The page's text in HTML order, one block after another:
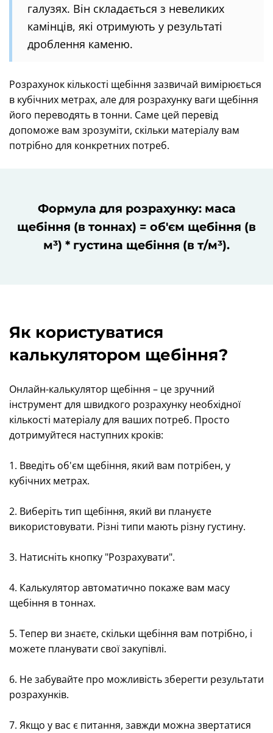
галузях. Він складається з невеликих
камінців, які отримують у результаті
дроблення каменю.
Розрахунок кількості щебіння зазвичай вимірюється
в кубічних метрах, але для розрахунку ваги щебіння
його переводять в тонни. Саме цей перевід
допоможе вам зрозуміти, скільки матеріалу вам
потрібно для конкретних потреб.
Формула для розрахунку: маса
щебіння (в тоннах) = об'єм щебіння (в
м³) * густина щебіння (в т/м³).
Як користуватися
калькулятором щебіння?
Онлайн-калькулятор щебіння – це зручний
інструмент для швидкого розрахунку необхідної
кількості матеріалу для ваших потреб. Просто
дотримуйтеся наступних кроків:
1. Введіть об'єм щебіння, який вам потрібен, у
кубічних метрах.
2. Виберіть тип щебіння, який ви плануєте
використовувати. Різні типи мають різну густину.
3. Натисніть кнопку "Розрахувати".
4. Калькулятор автоматично покаже вам масу
щебіння в тоннах.
5. Тепер ви знаєте, скільки щебіння вам потрібно, і
можете планувати свої закупівлі.
6. Не забувайте про можливість зберегти результати
розрахунків.
7. Якщо у вас є питання, завжди можна звертатися